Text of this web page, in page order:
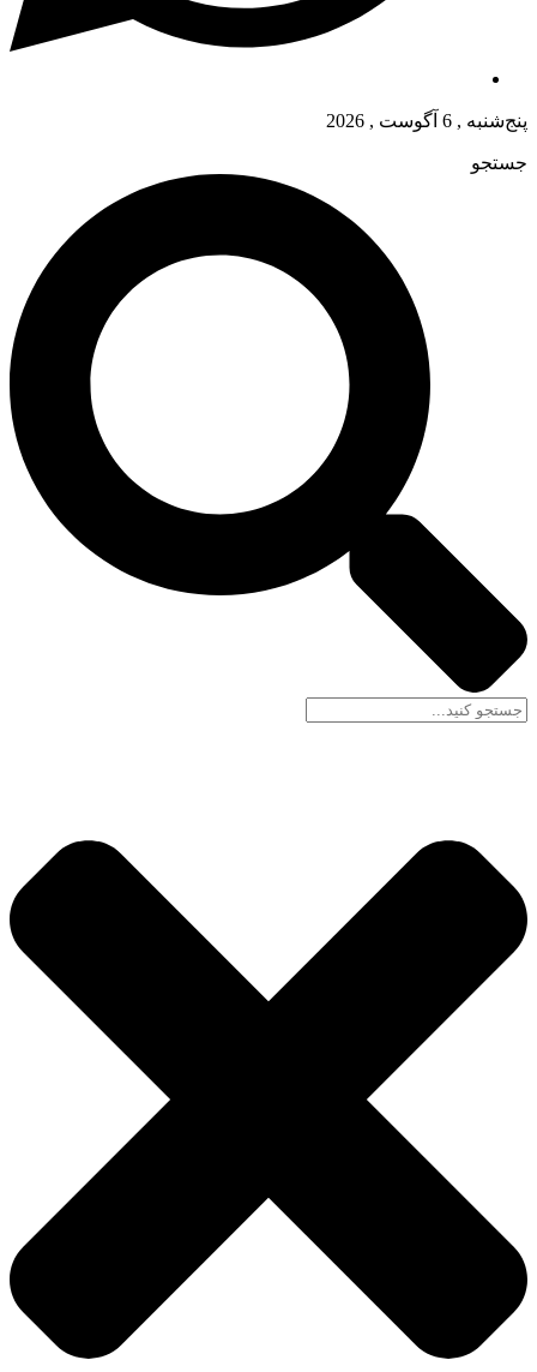
پنج‌شنبه , 6 آگوست , 2026
جستجو